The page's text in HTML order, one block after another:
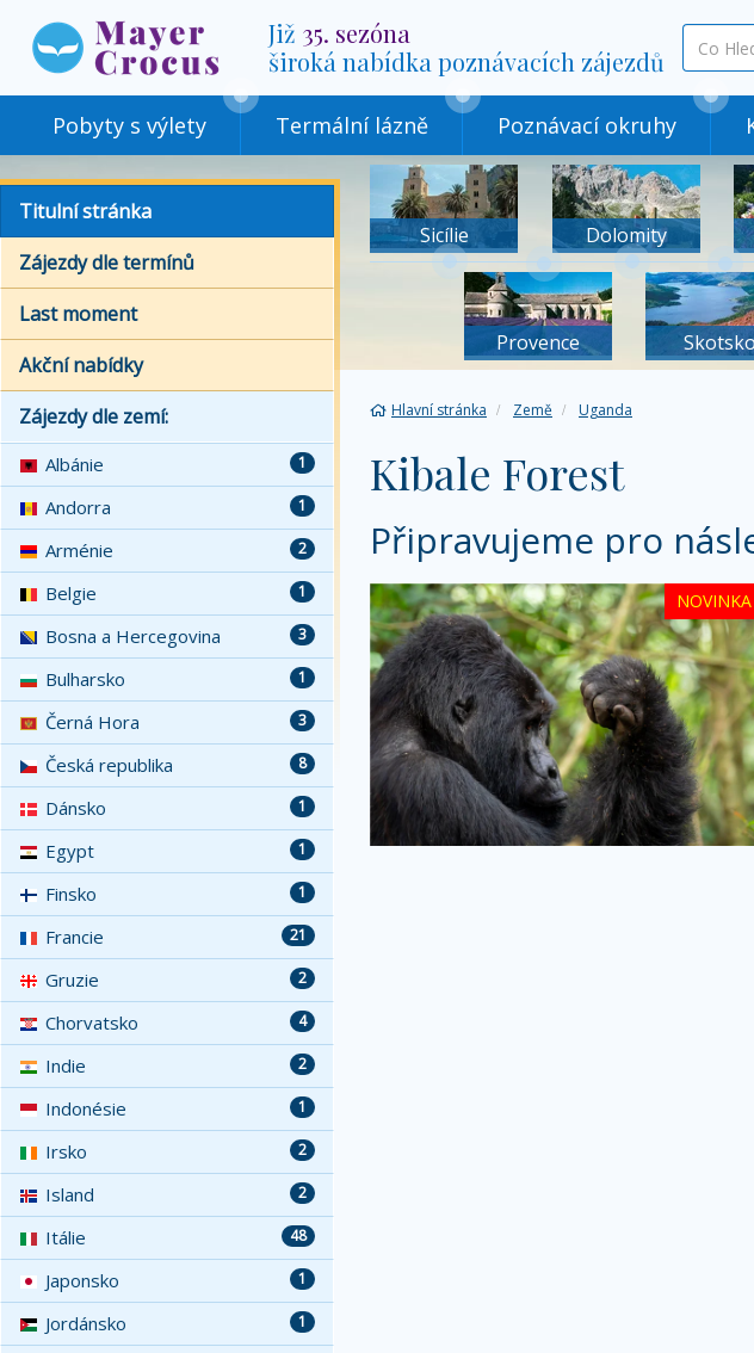
Již 35. sezóna
široká nabídka poznávacích zájezdů
co
hledáte
Pobyty s výlety Termální lázně Poznávací okruhy
Sicílie Dolomity
Provence
Hlavní stránka Země Uganda
Kibale Forest
Připravujeme pro
NOVINKA
Titulní stránka
Zájezdy dle termínů
Last moment
Akční nabídky
Zájezdy dle zemí:
1
Albánie
1
Andorra
2
Arménie
1
Belgie
3
Bosna a Hercegovina
1
Bulharsko
3
Černá Hora
8
Česká republika
1
Dánsko
1
Egypt
1
Finsko
21
Francie
2
Gruzie
4
Chorvatsko
2
Indie
1
Indonésie
2
Irsko
2
Island
48
Itálie
1
Japonsko
1
Jordánsko